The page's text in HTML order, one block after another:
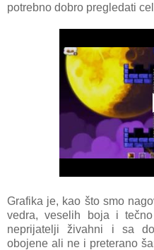
potrebno dobro pregledati
Grafika je, kao što smo
vedra, veselih boja i
neprijatelji živahni i sa
obojene ali ne i preterano